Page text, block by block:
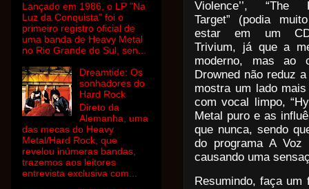
Violence’’, “The
Target” (podia
estar em um
Trivium, já que a
moderno, mas ao
Drowned não reduz
mostra um lado
com vocal limpo, “
Metal puro e as
que nunca, sendo
do programa A
causando uma
Resumindo, faça
Lançado em 1986, o LP "Na
Luz da Conquista" foi o
primeiro registro oficial de
uma banda de Heavy Metal
no Rio Grande do Sul, sen...
Dreamtide: Os
sonhadores do
Hard Rock
Direto da
Alemanha, uma
das mecas do Heavy
Metal/Hard Rock, que
revelou inúmeras bandas,
trazemos aos leitores
entrevista exclusiva com...